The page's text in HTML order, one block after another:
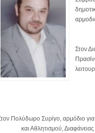
Στον
Πολύδωρο Συρίγο, αρμόδιο
και Αθλητισμού,